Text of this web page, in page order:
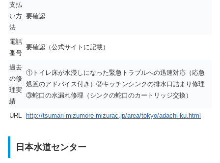
支払
い方
法
要確認
電話
番号
要確認（公式サイトに記載）
過去
の修
理実
績
①トイレ床が水浸しになった緊急トラブルへの迅速対応（応急
処置のアドバイス付き）②キッチンシンクの排水口詰まり修理
③蛇口の水漏れ修理（シンクの蛇口のカートリッジ交換）
URL http://tsumari-mizumore-mizurac.jp/area/tokyo/adachi-ku.html
日本水道センター